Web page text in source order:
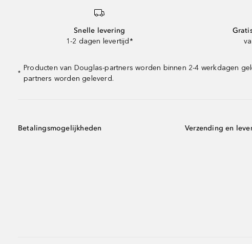
Snelle levering
1-2 dagen levertijd*
*
Producten van Douglas-partners worden binnen 2-4 werkdagen
partners worden geleverd.
Betalingsmogelijkheden Verzending en